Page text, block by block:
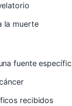
la muerte
fuente
recibidos